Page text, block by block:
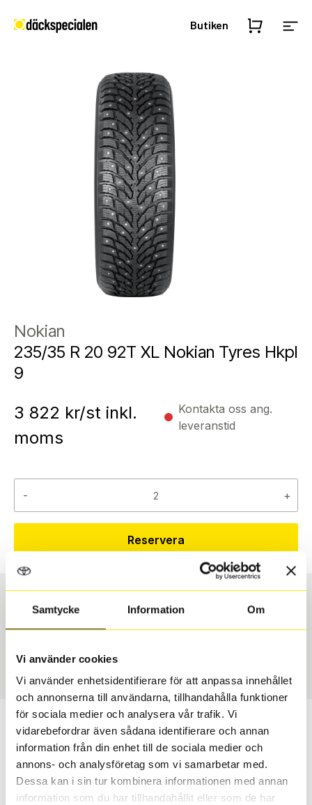
Samtycke Information Om
Vi använder cookies
Vi använder enhetsidentifierare för att anpassa innehållet
och annonserna till användarna, tillhandahålla funktioner
för sociala medier och analysera vår trafik. Vi
vidarebefordrar även sådana identifierare och annan
information från din enhet till de sociala medier och
annons- och analysföretag som vi samarbetar med.
Dessa kan i sin tur kombinera informationen med annan
information som du har tillhandahållit eller som de har
Butiken
Nokian
235/35 R 20 92T XL Nokian Tyres Hkpl
9
3 822 kr/st inkl.
moms
Kontakta oss ang.
leveranstid
- +
Reservera
Däcktyp
Vinter
Däckstorlek
235/35 R 20 91T
120112
Passar detta däck min bil?
Ange registreringsnummer för att se om det däck du
valt passar din bilmodell. Om du köper däck som skall
sättas på dina befintliga fälgar, se till att kolla en extra